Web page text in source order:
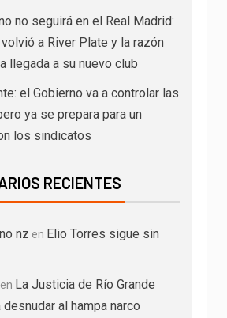
no seguirá en el Real Madrid:
a River Plate y la razón
llegada a su nuevo club
el Gobierno va a controlar las
ya se prepara para un
los sindicatos
RECIENTES
nz en Elio Torres sigue sin
en La Justicia de Río Grande
al hampa narco